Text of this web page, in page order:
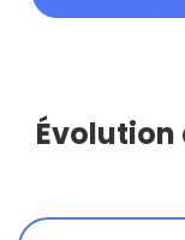
Évolution